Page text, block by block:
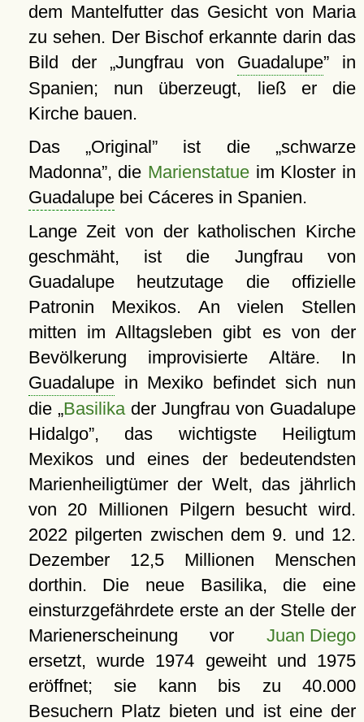
dem Mantelfutter das Gesicht von Maria
zu sehen. Der Bischof erkannte darin das
Bild der
Jungfrau von Guadalupe
in
Spanien; nun überzeugt, ließ er die
Kirche bauen.
Das Original ist die
schwarze
Madonna , die Marienstatue im Kloster in
Guadalupebei Cáceres in Spanien.
Lange Zeit von der katholischen Kirche
geschmäht, ist die Jungfrau von
Guadalupe heutzutage die offizielle
Patronin Mexikos. An vielen Stellen
mitten im Alltagsleben gibt es von der
Bevölkerung improvisierte Altäre. In
Guadalupein Mexiko befindet sich nun
die Basilikader Jungfrau von Guadalupe
Hidalgo , das wichtigste Heiligtum
Mexikos und eines der bedeutendsten
Marienheiligtümer der Welt, das jährlich
von 20 Millionen Pilgern besucht wird.
2022 pilgerten zwischen dem 9. und 12.
Dezember 12,5 Millionen Menschen
dorthin. Die neue Basilika, die eine
einsturzgefährdete erste an der Stelle der
Marienerscheinung vor Juan Diego
ersetzt, wurde 1974 geweiht und 1975
eröffnet; sie kann bis zu 40.000
Besuchern Platz bieten und ist eine der